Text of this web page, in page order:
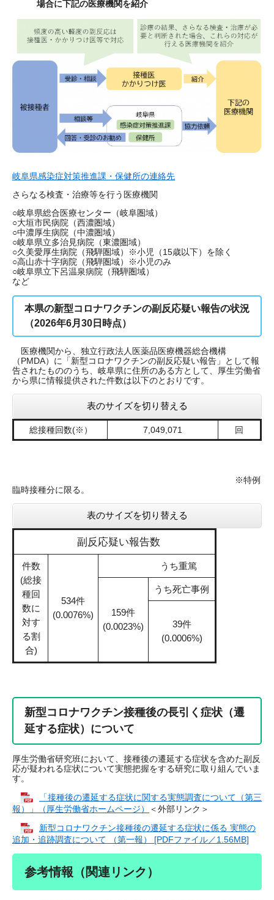
場合に下記の医療機関を紹介
岐阜県感染症対策推進課・保健所の連絡先
さらなる検査・治療等を行う医療機関
○岐阜県総合医療センター（岐阜圏域）
○大垣市民病院（西濃圏域）
○中濃厚生病院（中濃圏域）
○岐阜県立多治見病院（東濃圏域）
○久美愛厚生病院（飛騨圏域）※小児（15歳以下）を除く
○高山赤十字病院（飛騨圏域）※小児のみ
○岐阜県立下呂温泉病院（飛騨圏域）
など
本県の新型コロナワクチンの副反応疑い報告の状況
（2026年6月30日時点）
医療機関から、独立行政法人医薬品医療機器総合機構
（PMDA）に「新型コロナワクチンの副反応疑い報告」として報
告されたもののうち、岐阜県に住所のある方として、厚生労働省
から県に情報提供された件数は以下のとおりです。
表のサイズを切り替える
総接種回数(※） 7,049,071 回
※特例
臨時接種分に限る。
表のサイズを切り替える
副反応疑い報告数
件数
(総接
種回
数に
対す
る割
合)
534件
(0.0076%)
うち重篤
159件
(0.0023%)
うち死亡事例
39件
(0.0006%)
新型コロナワクチン接種後の長引く症状（遷
延する症状）について
厚生労働省研究班において、接種後の遷延する症状を含めた副反
応が疑われる症状について実態把握をする研究に取り組んでいま
す。
「接種後の遷延する症状に関する実態調査について（第三
報）」（厚生労働省ホームページ）
＜外部リンク＞
新型コロナワクチン接種後の遷延する症状に係る 実態の
追加・追跡調査について （第一報） [PDFファイル／1.56MB]
参考情報（関連リンク）